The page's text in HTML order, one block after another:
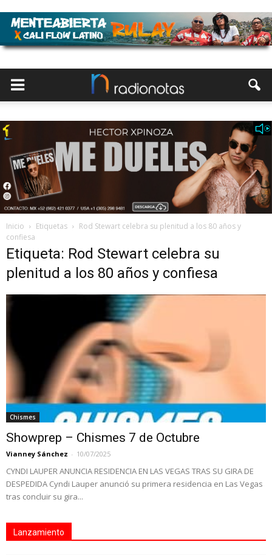
Inicio Etiquetas
Rod Stewart celebra su plenitud a los 80 años y
confiesa
Etiqueta: Rod Stewart celebra su
plenitud a los 80 años y confiesa
Chismes
Showprep – Chismes 7 de Octubre
Vianney Sánchez - 10/07/2025
CYNDI LAUPER ANUNCIA RESIDENCIA EN LAS VEGAS TRAS SU GIRA DE
DESPEDIDA Cyndi Lauper anunció su primera residencia en Las Vegas
tras concluir su gira...
Lanzamiento